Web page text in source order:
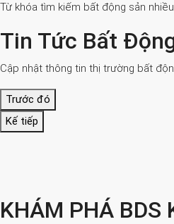
Từ khóa tìm kiếm bất động sản
Tin Tức Bất
Cập nhật thông tin thị trường bất
Trước đó
Kế tiếp
KHÁM PHÁ BDS